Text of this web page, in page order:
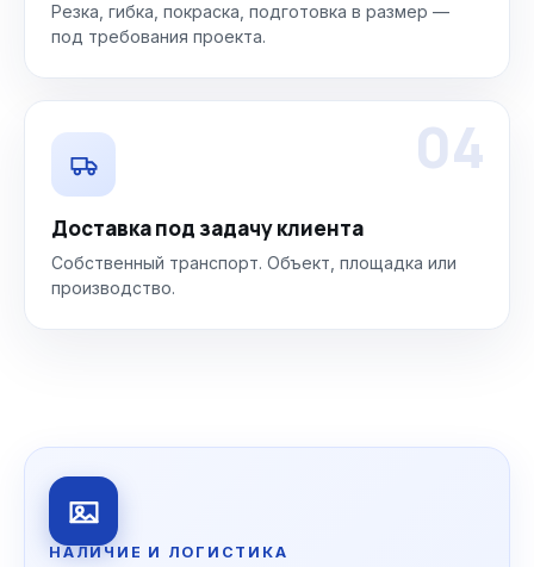
Резка, гибка, покраска, подготовка в размер —
под требования проекта.
04
Доставка под задачу клиента
Собственный транспорт. Объект, площадка или
производство.
НАЛИЧИЕ И ЛОГИСТИКА